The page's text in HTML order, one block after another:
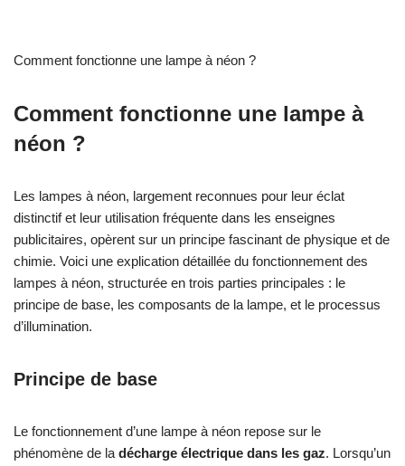
Comment fonctionne une lampe à néon ?
Comment fonctionne une lampe à
néon ?
Les lampes à néon, largement reconnues pour leur éclat
distinctif et leur utilisation fréquente dans les enseignes
publicitaires, opèrent sur un principe fascinant de physique et de
chimie. Voici une explication détaillée du fonctionnement des
lampes à néon, structurée en trois parties principales : le
principe de base, les composants de la lampe, et le processus
d’illumination.
Principe de base
Le fonctionnement d’une lampe à néon repose sur le
phénomène de la décharge électrique dans les gaz. Lorsqu’un